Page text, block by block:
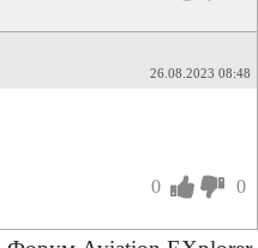
26.08.2023 08:48
0 0